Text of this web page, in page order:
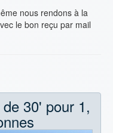
nous rendons à la
le bon reçu par mail
30' pour 1,